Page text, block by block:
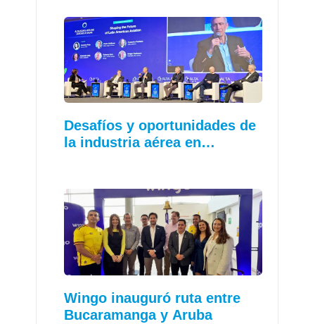
Desafíos y oportunidades de
la industria aérea en…
Wingo inauguró ruta entre
Bucaramanga y Aruba